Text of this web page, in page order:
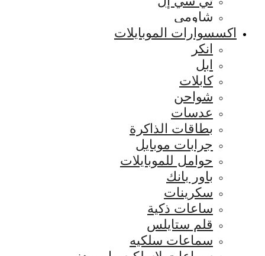
شاومي
اكسسوارات الموبايلات
انكر
ابل
كابلات
شواحن
عدسات
بطاقات الذاكرة
جرابات موبايل
حوامل للموبايلات
باور بانك
سكرينات
ساعات ذكية
قلم ستايلس
سماعات سلكيه